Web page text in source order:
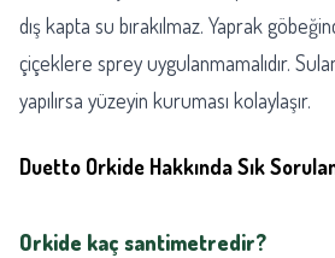
dış kapta su bırakılmaz. Yaprak
çiçeklere sprey uygulanmamalıdır.
yapılırsa yüzeyin kuruması kolaylaşır.
Duetto Orkide Hakkında Sık
Orkide kaç santimetredir?